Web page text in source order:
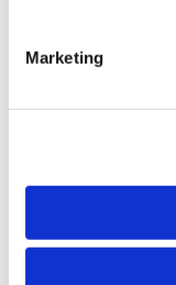
Marketing